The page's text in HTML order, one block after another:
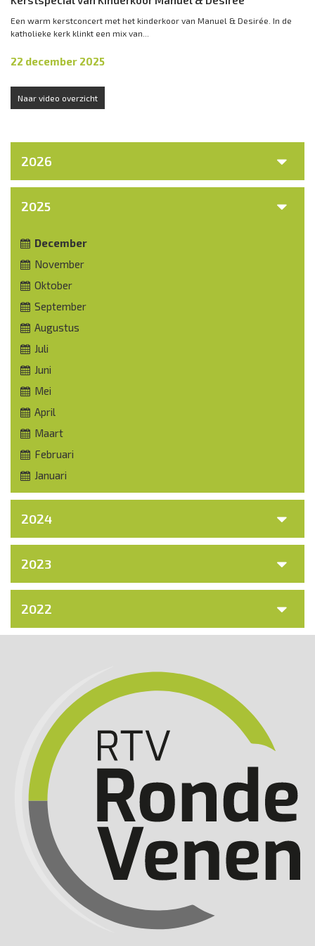
Een warm kerstconcert met het kinderkoor van Manuel & Desirée. In de
katholieke kerk klinkt een mix van...
22 december 2025
Naar video overzicht
2026
2025
December
November
Oktober
September
Augustus
Juli
Juni
Mei
April
Maart
Februari
Januari
2024
2023
2022